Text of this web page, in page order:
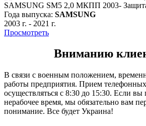
SAMSUNG SM5 2,0 МКПП 2003- Защита
Года выпуска: SAMSUNG
2003 г. - 2021 г.
Просмотреть
Вниманию
В связи с военным положением,
работы предприятия. Прием телефонных
осуществляться с 8:30 до 15:30. Если вы
нерабочее время, мы обязательно вам
понимание. Все будет Украина!